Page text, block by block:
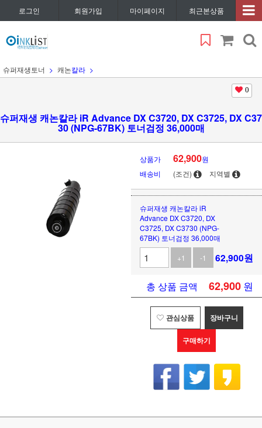
로그인 회원가입 마이페이지 최근본상품
슈퍼재생토너 캐논칼라
0
슈퍼재생 캐논칼라 iR Advance DX C3720, DX C3725, DX C37
30 (NPG-67BK) 토너검정 36,000매
상품가 62,900원
배송비
(조건) 지역별
슈퍼재생 캐논칼라 iR
Advance DX C3720, DX
C3725, DX C3730 (NPG-
67BK) 토너검정 36,000매
+1
-1 62,900원
총 상품 금액 62,900 원
관심상품 장바구니
구매하기